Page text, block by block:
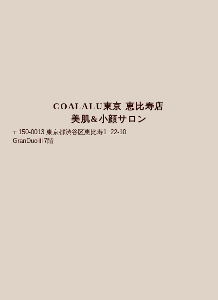
COALALU東京 恵比寿店
美肌&小顔サロン
〒150-0013 東京都渋谷区恵比寿1−22-10
GranDuoⅢ7階